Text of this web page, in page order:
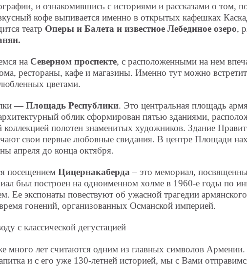
и ознакомившись с историями и рассказами о том,
кофе выпивается именно в открытых кафешках
театр Оперы и Балета и известное Лебединое озеро,
на Северном проспекте, с расположенными на нем
рестораны, кафе и магазины. Именно тут можно
цветами.
— Площадь Республики. Это центральная площадь
облик сформирован пятью зданиями,
полотен знаменитых художников. Здание
свои первые любовные свидания. В центре Площади
апреля до конца октября.
посещением Цицернакаберда– это мемориал,
был построен на одноименном холме в 1960-е годы по
Ее экспонаты повествуют об ужасной трагедии
гонений, организованных Османской империей.
с классической дегустацией
много лет считаются одним из главных символов
и с его уже 130-летней историей, мы с Вами